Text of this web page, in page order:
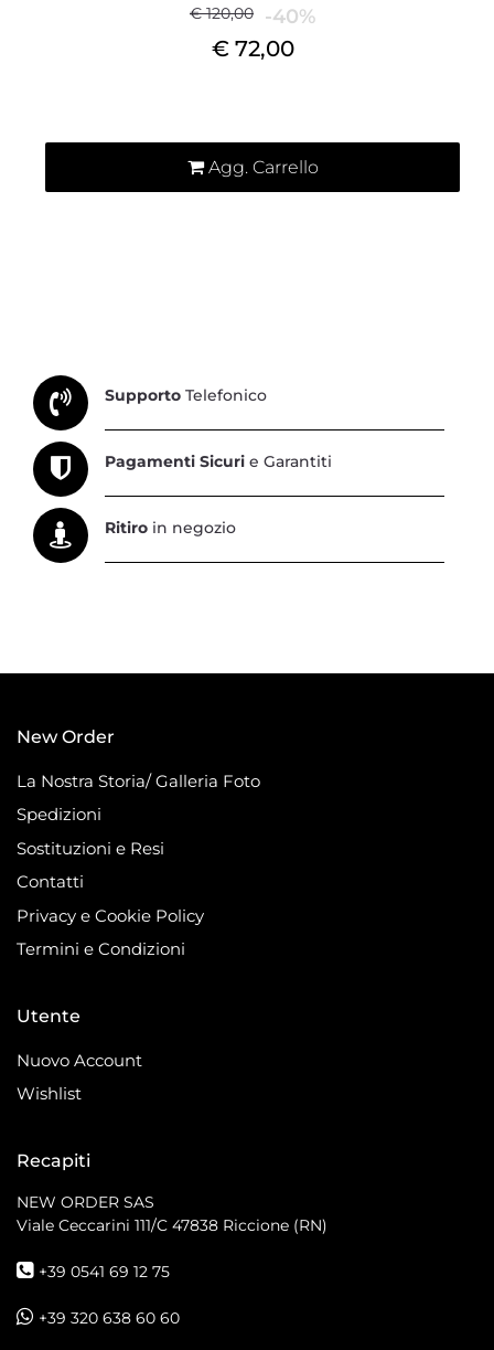
€ 120,00 -40%
€ 72,00
Agg. Carrello
Supporto Telefonico
Pagamenti Sicuri e Garantiti
Ritiro in negozio
New Order
La Nostra Storia/ Galleria Foto
Spedizioni
Sostituzioni e Resi
Contatti
Privacy e Cookie Policy
Termini e Condizioni
Utente
Nuovo Account
Wishlist
Recapiti
NEW ORDER SAS
Viale Ceccarini 111/C 47838 Riccione (RN)
+39 0541 69 12 75
+39 320 638 60 60